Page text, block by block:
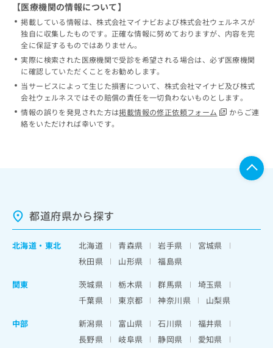
【医療機関の情報について】
掲載している情報は、株式会社マイナビおよび株式会社ウェルネスが
独自に収集したものです。正確な情報に努めておりますが、内容を完
全に保証するものではありません。
実際に検索された医療機関で受診を希望される場合は、必ず医療機関
に確認していただくことをお勧めします。
当サービスによって生じた損害について、株式会社マイナビ及び株式
会社ウェルネスではその賠償の責任を一切負わないものとします。
情報の誤りを発見された方は掲載情報の修正依頼フォーム
からご連
絡をいただければ幸いです。
都道府県から探す
北海道 ・ 東北 北海道 青森県 岩手県
宮城県
秋田県
山形県
福島県
関東
茨城県 栃木県 群馬県
埼玉県
千葉県
東京都 神奈川県
山梨県
中部
新潟県 富山県 石川県
福井県
長野県
岐阜県 静岡県
愛知県